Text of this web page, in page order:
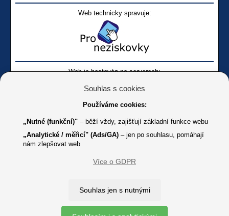
Web technicky spravuje:
Web je hostován na serverech:
Online
Youtube SONS
K jakémukoliv užití textů a obrázků uvedených na tomto serveru je
Copyright © 2012 - 2026 SONS ČR, z. s.
Souhlas s cookies
Používáme cookies:
„Nutné (funkční)" – běží vždy, zajišťují základní funkce webu
„Analytické / měřicí" (Ads/GA) – jen po souhlasu, pomáhají
nám zlepšovat web
Více o GDPR
Souhlas jen s nutnými